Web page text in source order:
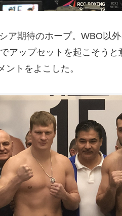
期待のホープ。WBO以
アップセットを起こそう
トをよこした。